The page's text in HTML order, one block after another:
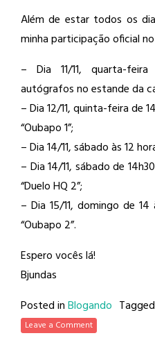
Além de estar todos os
minha participação oficial
– Dia 11/11, quarta-
autógrafos no estande da
– Dia 12/11, quinta-feira de
“Oubapo 1”;
– Dia 14/11, sábado às 12
– Dia 14/11, sábado de
“Duelo HQ 2”;
– Dia 15/11, domingo de
“Oubapo 2”.
Espero vocês lá!
Bjundas
Posted inBlogando Tagged
Leave a Comment